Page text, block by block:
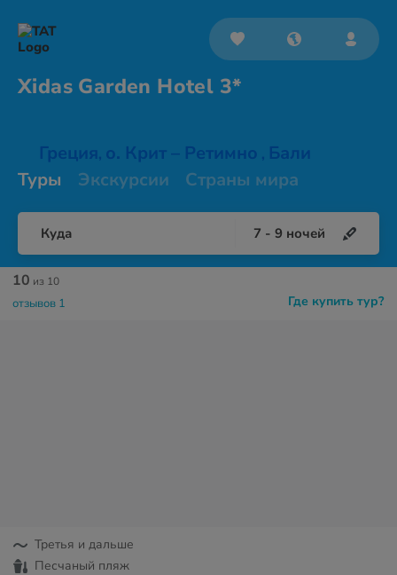
Xidas Garden Hotel 3*
Греция, о. Крит – Ретимно , Бали
Туры
Экскурсии Страны мира
Куда 7 - 9 ночей
Где купить тур?
10 из 10
отзывов 1
Третья и дальше
Песчаный пляж